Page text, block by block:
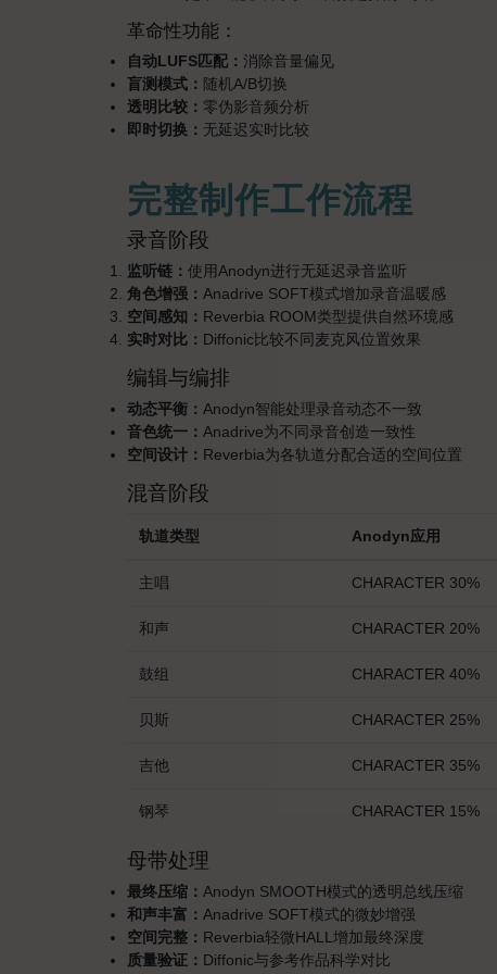
革命性功能：
自动LUFS匹配： 消除音量偏见
盲测模式： 随机A/B切换
透明比较： 零伪影音频分析
即时切换： 无延迟实时比较
完整制作工作流程
录音阶段
监听链： 使用Anodyn进行无延迟录音监听
角色增强： Anadrive SOFT模式增加录音温暖感
空间感知： Reverbia ROOM类型提供自然环境感
实时对比： Diffonic比较不同麦克风位置效果
编辑与编排
动态平衡： Anodyn智能处理录音动态不一致
音色统一： Anadrive为不同录音创造一致性
空间设计： Reverbia为各轨道分配合适的空间位置
混音阶段
轨道类型 Anodyn应用
主唱 CHARACTER 30%
和声 CHARACTER 20%
鼓组 CHARACTER 40%
贝斯 CHARACTER 25%
吉他 CHARACTER 35%
钢琴 CHARACTER 15%
母带处理
最终压缩： Anodyn SMOOTH模式的透明总线压缩
和声丰富： Anadrive SOFT模式的微妙增强
空间完整： Reverbia轻微HALL增加最终深度
质量验证： Diffonic与参考作品科学对比